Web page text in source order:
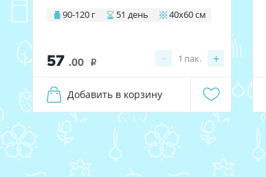
90-120 г 51 день 40х60 см
57 .00 i − +
1 пак.
Добавить в корзину